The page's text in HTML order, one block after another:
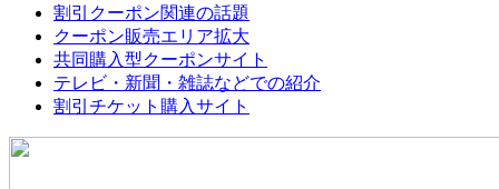
割引クーポン関連の話題
クーポン販売エリア拡大
共同購入型クーポンサイト
テレビ・新聞・雑誌などでの紹介
割引チケット購入サイト